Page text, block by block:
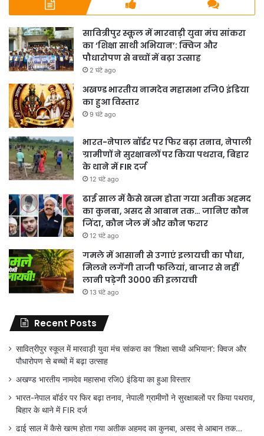
सावित्रीपुर स्कूल में मारवाड़ी युवा मंच सांकरा
का ‘शिक्षा साथी अभियान’: क्विज और
पौधारोपण से बच्चों में बढ़ा उत्साह
2 घंटे ago
अखण्ड भारतीय नामदेव महासभा रजि0 इंडिया
का हुआ विस्तार
9 घंटे ago
भारत-नेपाल बॉर्डर पर फिर बढ़ा तनाव, नेपाली
ग्रामीणों ने सुरक्षाबलों पर किया पथराव, बिहार
के थाने में FIR दर्ज
12 घंटे ago
ढाई साल में कैसे खत्म होता गया अतीक अहमद
का कुनबा, असद से आबान तक… जानिए कौन
जिंदा, कौन जेल में और कौन फरार
12 घंटे ago
गमले में आसानी से उगाएं इलायची का पौधा,
मिलने लगेंगी ताजी फलियां, बाजार से नहीं
लानी पड़ेगी 3000 की इलायची
13 घंटे ago
Recent Posts
सावित्रीपुर स्कूल में मारवाड़ी युवा मंच सांकरा का ‘शिक्षा साथी अभियान’: क्विज और
पौधारोपण से बच्चों में बढ़ा उत्साह
अखण्ड भारतीय नामदेव महासभा रजि0 इंडिया का हुआ विस्तार
भारत-नेपाल बॉर्डर पर फिर बढ़ा तनाव, नेपाली ग्रामीणों ने सुरक्षाबलों पर किया पथराव,
बिहार के थाने में FIR दर्ज
ढाई साल में कैसे खत्म होता गया अतीक अहमद का कुनबा, असद से आबान तक…